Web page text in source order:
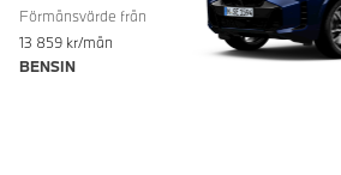
Förmånsvärde från
13 859 kr/mån
BENSIN